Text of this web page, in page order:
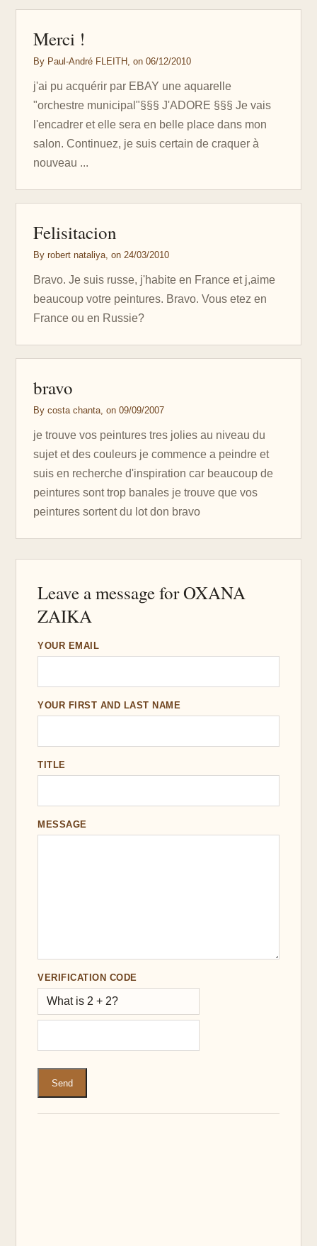
Merci !
By Paul-André FLEITH, on 06/12/2010
j'ai pu acquérir par EBAY une aquarelle
"orchestre municipal"§§§ J'ADORE §§§ Je vais
l'encadrer et elle sera en belle place dans mon
salon. Continuez, je suis certain de craquer à
nouveau ...
Felisitacion
By robert nataliya, on 24/03/2010
Bravo. Je suis russe, j'habite en France et j,aime
beaucoup votre peintures. Bravo. Vous etez en
France ou en Russie?
bravo
By costa chanta, on 09/09/2007
je trouve vos peintures tres jolies au niveau du
sujet et des couleurs je commence a peindre et
suis en recherche d'inspiration car beaucoup de
peintures sont trop banales je trouve que vos
peintures sortent du lot don bravo
Leave a message for OXANA
ZAIKA
YOUR EMAIL
YOUR FIRST AND LAST NAME
TITLE
MESSAGE
VERIFICATION CODE
What is 2 + 2?
Send